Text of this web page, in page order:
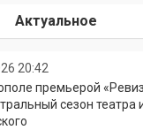
Актуальное
20:42
премьерой
сезон театра